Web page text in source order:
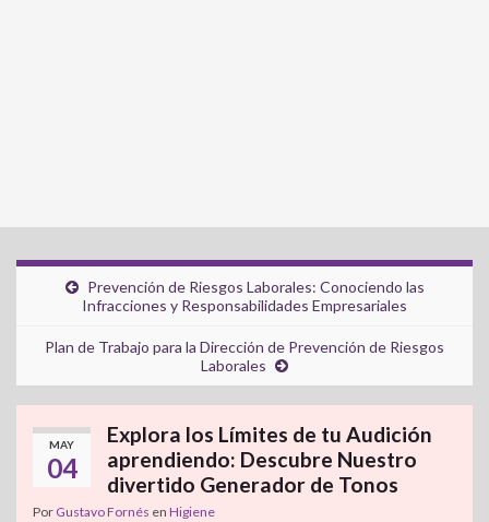
Prevención de Riesgos Laborales: Conociendo las
Infracciones y Responsabilidades Empresariales
Plan de Trabajo para la Dirección de Prevención de Riesgos
Laborales
MAY
04
Explora los Límites de tu Audición
aprendiendo: Descubre Nuestro
divertido Generador de Tonos
Por Gustavo Fornés en Higiene